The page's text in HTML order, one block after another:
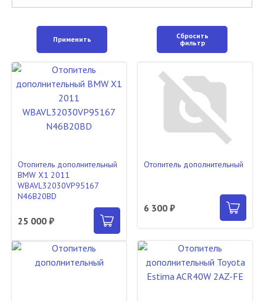
Применить
Сбросить
фильтр
Отопитель дополнительный
BMW X1 2011
WBAVL32030VP95167
N46B20BD
25 000 ₽
Отопитель дополнительный
6 300 ₽